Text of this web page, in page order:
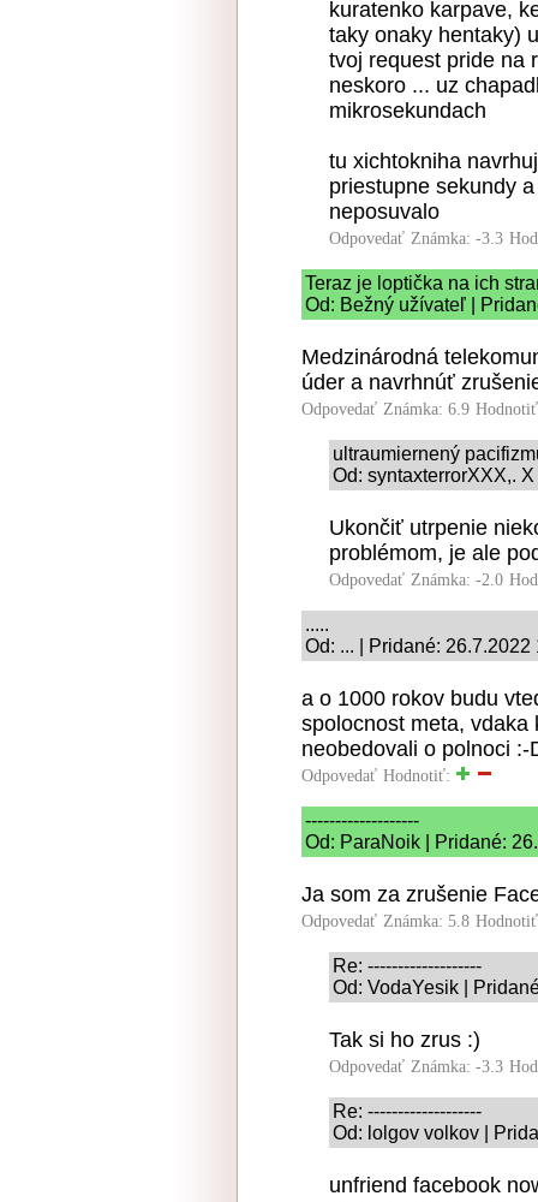
kuratenko karpave,
taky onaky hentaky)
tvoj request pride na
neskoro ... uz
mikrosekundach
tu xichtokniha
priestupne sekundy
neposuvalo
Odpovedať Známka: -3.3
Teraz je loptička na ich
Od: Bežný užívateľ |
Medzinárodná
úder a navrhnúť
Odpovedať Známka: 6.9
ultraumiernený
Od: syntaxterrorXXX,.
Ukončiť utrpenie
problémom, je ale
Odpovedať Známka: -2.0
.....
Od: ... | Pridané: 26.7.2022
a o 1000 rokov budu
spolocnost meta, vdaka
neobedovali o polnoci :-
Odpovedať Hodnotiť:
-------------------
Od: ParaNoik | Pridané:
Ja som za zrušenie
Odpovedať Známka: 5.8
Re: -------------------
Od: VodaYesik |
Tak si ho zrus :)
Odpovedať Známka: -3.3
Re: -------------------
Od: lolgov volkov |
unfriend facebook